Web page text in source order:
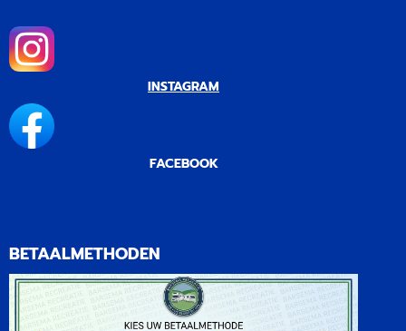
INSTAGRAM
FACEBOOK
BETAALMETHODEN